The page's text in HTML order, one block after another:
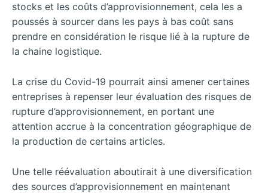
stocks et les coûts d’approvisionnement, cela les a
poussés à sourcer dans les pays à bas coût sans
prendre en considération le risque lié à la rupture de
la chaine logistique.
La crise du Covid-19 pourrait ainsi amener certaines
entreprises à repenser leur évaluation des risques de
rupture d’approvisionnement, en portant une
attention accrue à la concentration géographique de
la production de certains articles.
Une telle réévaluation aboutirait à une diversification
des sources d’approvisionnement en maintenant